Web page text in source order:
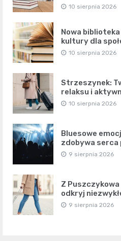
10 sierpnia 2026
Nowa
kultury dla
10 sierpnia 2026
Strzeszynek:
relaksu i
10 sierpnia 2026
Bluesowe
zdobywa serca
9 sierpnia 2026
Z
odkryj
9 sierpnia 2026